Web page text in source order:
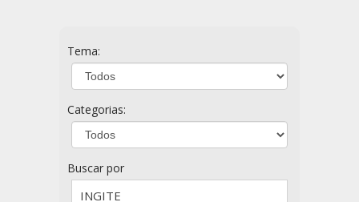
Tema:
Categorias:
Buscar por